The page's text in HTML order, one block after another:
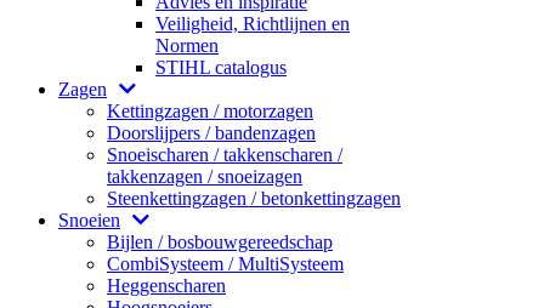
Veiligheid, Richtlijnen en
Normen
STIHL catalogus
Zagen
Kettingzagen / motorzagen
Doorslijpers / bandenzagen
Snoeischaren / takkenscharen /
takkenzagen / snoeizagen
Steenkettingzagen / betonkettingzagen
Snoeien
Bijlen / bosbouwgereedschap
CombiSysteem / MultiSysteem
Heggenscharen